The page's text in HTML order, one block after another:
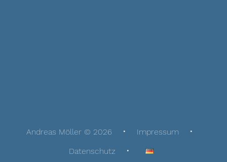
Andreas Möller © 2026
Impressum
Datenschutz